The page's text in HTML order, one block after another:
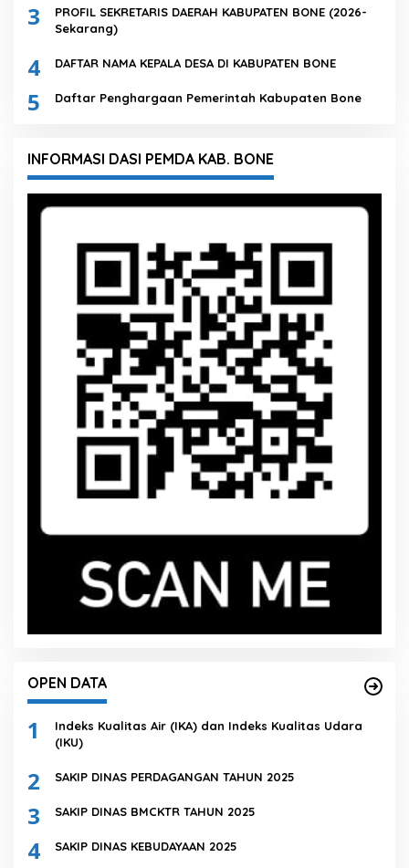
3
PROFIL SEKRETARIS DAERAH KABUPATEN BONE (2026-
Sekarang)
4 DAFTAR NAMA KEPALA DESA DI KABUPATEN BONE
5 Daftar Penghargaan Pemerintah Kabupaten Bone
INFORMASI DASI PEMDA KAB. BONE
OPEN DATA
1
Indeks Kualitas Air (IKA) dan Indeks Kualitas Udara
(IKU)
2 SAKIP DINAS PERDAGANGAN TAHUN 2025
3 SAKIP DINAS BMCKTR TAHUN 2025
4 SAKIP DINAS KEBUDAYAAN 2025